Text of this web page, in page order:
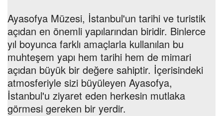
Ayasofya Müzesi, İstanbul'un tarihi ve turistik
açıdan en önemli yapılarından biridir. Binlerce
yıl boyunca farklı amaçlarla kullanılan bu
muhteşem yapı hem tarihi hem de mimari
açıdan büyük bir değere sahiptir. İçerisindeki
atmosferiyle sizi büyüleyen Ayasofya,
İstanbul'u ziyaret eden herkesin mutlaka
görmesi gereken bir yerdir.